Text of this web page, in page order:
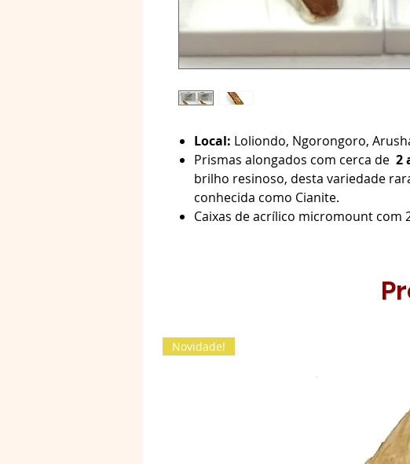
Local: Loliondo, Ngorongoro,
Prismas alongados com cerca de 2
brilho resinoso, desta variedade
conhecida como Cianite.
Caixas de acrílico micromount com
Novidade!